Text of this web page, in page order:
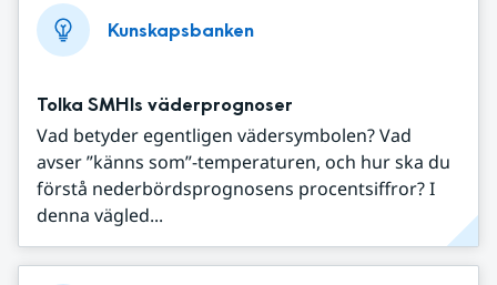
Kunskapsbanken
Tolka SMHIs väderprognoser
Vad betyder egentligen vädersymbolen? Vad
avser ”känns som”-temperaturen, och hur ska du
förstå nederbördsprognosens procentsiffror? I
denna vägled...